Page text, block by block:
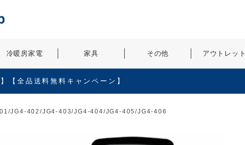
冷暖房家電 家具 その他 アウトレット
【全品送料無料キャンペーン】
JG4-402/JG4-403/JG4-404/JG4-405/JG4-406